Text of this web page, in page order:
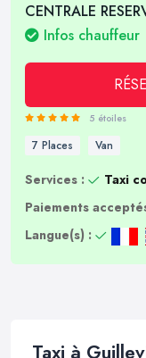
CENTRALE
Infos chauffeur
5 étoiles
7 Places Van
Services :
Taxi
Paiements
Langue(s) :
Taxi à